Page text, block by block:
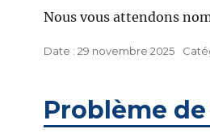
Nous vous attendons
Publié
29 novembre 2025
Problème